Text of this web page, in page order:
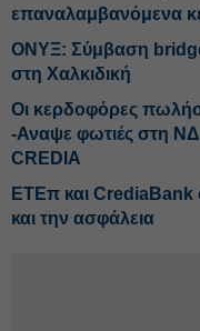
επαναλαμβανόμενα
ΟΝΥΞ: Σύμβαση
στη Χαλκιδική
Οι κερδοφόρες
-Αναψε φωτιές στη
CREDIA
ΕΤΕπ και CrediaBank
και την ασφάλεια